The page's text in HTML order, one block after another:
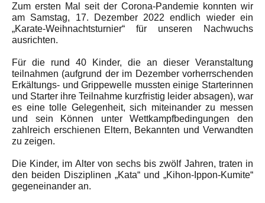
Zum ersten Mal seit der Corona-Pandemie konnten wir
am Samstag, 17. Dezember 2022 endlich wieder ein
„Karate-Weihnachtsturnier“ für unseren Nachwuchs
ausrichten.
Für die rund 40 Kinder, die an dieser Veranstaltung
teilnahmen (aufgrund der im Dezember vorherrschenden
Erkältungs- und Grippewelle mussten einige Starterinnen
und Starter ihre Teilnahme kurzfristig leider absagen), war
es eine tolle Gelegenheit, sich miteinander zu messen
und sein Können unter Wettkampfbedingungen den
zahlreich erschienen Eltern, Bekannten und Verwandten
zu zeigen.
Die Kinder, im Alter von sechs bis zwölf Jahren, traten in
den beiden Disziplinen „Kata“ und „Kihon-Ippon-Kumite“
gegeneinander an.